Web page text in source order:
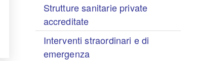
Strutture sanitarie private
accreditate
Interventi straordinari e di
emergenza